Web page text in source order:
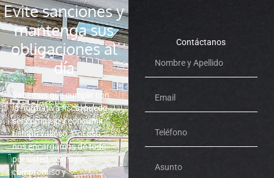
Evite sanciones y
mantenga sus
obligaciones al
día
Sabemos que cumplir con
la normativa fiscal puede
ser complejo y consumir
tiempo valioso. Por eso,
nos encargamos de todo
por usted, con rigor,
compromiso y
Contáctanos